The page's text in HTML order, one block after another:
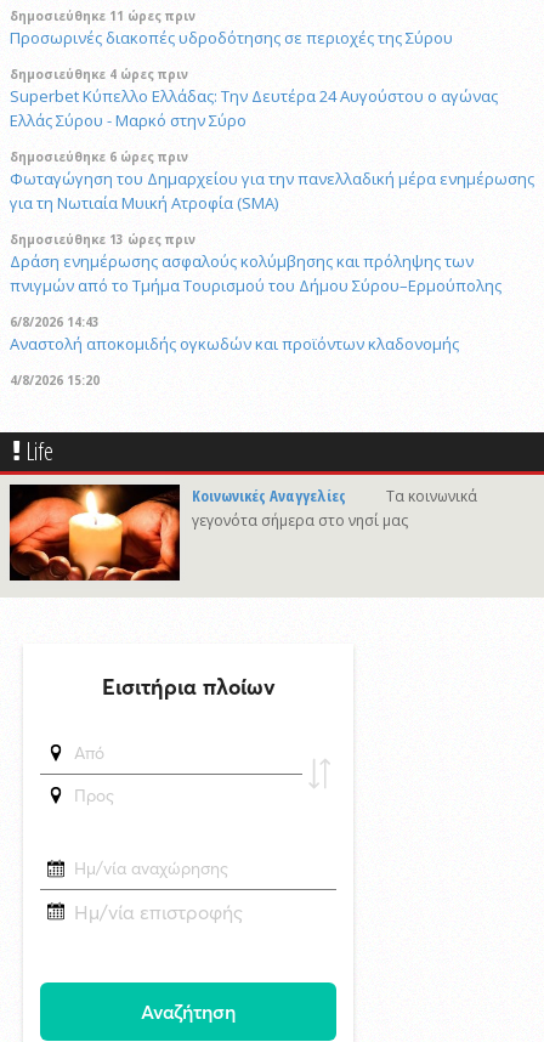
δημοσιεύθηκε 11 ώρες πριν
Προσωρινές διακοπές υδροδότησης σε περιοχές της Σύρου
δημοσιεύθηκε 4 ώρες πριν
Superbet Κύπελλο Ελλάδας: Την Δευτέρα 24 Αυγούστου ο αγώνας
Ελλάς Σύρου - Μαρκό στην Σύρο
δημοσιεύθηκε 6 ώρες πριν
Φωταγώγηση του Δημαρχείου για την πανελλαδική μέρα ενημέρωσης
για τη Νωτιαία Μυική Ατροφία (SMA)
δημοσιεύθηκε 13 ώρες πριν
Δράση ενημέρωσης ασφαλούς κολύμβησης και πρόληψης των
πνιγμών από το Τμήμα Τουρισμού του Δήμου Σύρου–Ερμούπολης
6/8/2026 14:43
Αναστολή αποκομιδής ογκωδών και προϊόντων κλαδονομής
4/8/2026 15:20
δημοσιεύθηκε 6 ώρες πριν
Πρόταση για ονοματοδοσία του κεντρικού παραλιακού δρόμου Λωτού
- Κινίου σε οδό "ΦΩΤΙΟΥ Δ. ΞΑΓΟΡΑΡΗ"
δημοσιεύθηκε 7 ώρες πριν
Το Μικροβιολογικό ιατρείο του Αντωνίου Τσιαμπούρη θα είναι
Η εορτή της Μεταμορφώσεως του Σωτήρος στην Ερμούπολη
δημοσιεύθηκε 12 ώρες πριν
Life
Κοινωνικές Αναγγελίες
Τα κοινωνικά
γεγονότα σήμερα στο νησί μας